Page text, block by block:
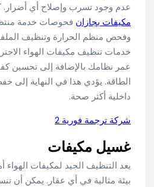
عدم وجود تسرب وإصلاح أي أضرار.
مكيفات بجازان فحوصات خدمة
وفحص منظم الحرارة وتنظيف
خدمات تنظيف مكيفات الهواء
عمر نظامك بالإضافة إلى تحسين
الطاقة. يؤدي هذا في النهاية إلى
داخلية أكثر صحة.
شركة ترجمة فورية 2
غسيل مكيفات
يعد التنظيف الجيد لمكيفات
بيئة مثالية في أي عقار. يمكن أن